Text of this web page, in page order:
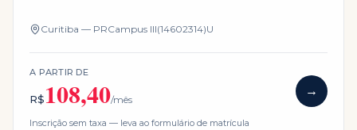
Curitiba — PRCampus III(14602314)U
A PARTIR DE
R$108,40/mês
→
Inscrição sem taxa — leva ao formulário de matrícula